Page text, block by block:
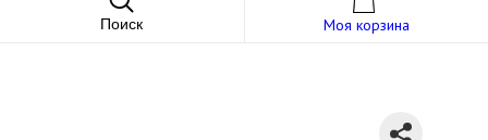
Поиск Моя корзина